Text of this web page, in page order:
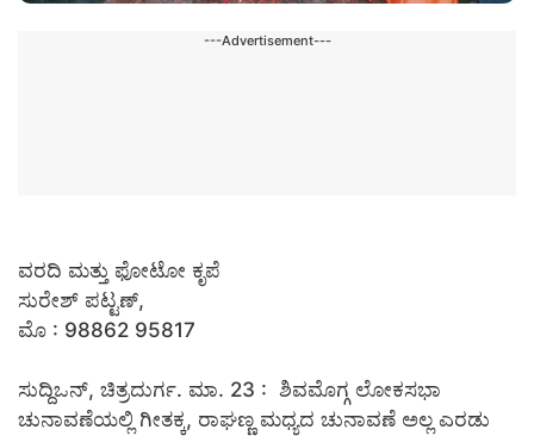
---Advertisement---
ವರದಿ ಮತ್ತು ಫೋಟೋ ಕೃಪೆ
ಸುರೇಶ್ ಪಟ್ಟಣ್,
ಮೊ : 98862 95817
ಸುದ್ದಿಒನ್, ಚಿತ್ರದುರ್ಗ. ಮಾ. 23 : ಶಿವಮೊಗ್ಗ ಲೋಕಸಭಾ
ಚುನಾವಣೆಯಲ್ಲಿ ಗೀತಕ್ಕ, ರಾಘಣ್ಣ ಮಧ್ಯದ ಚುನಾವಣೆ ಅಲ್ಲ ಎರಡು